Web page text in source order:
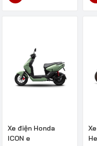
Xe điện Honda
ICON e